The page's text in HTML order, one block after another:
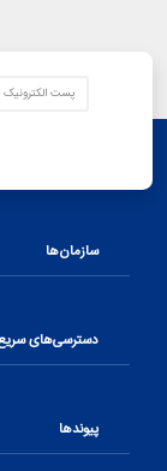
سازمان‌ها
دسترسی‌های
پیوندها